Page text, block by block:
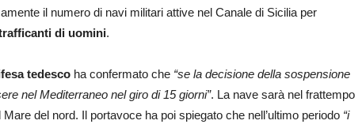
il numero di navi militari attive nel Canale di Sicilia per
di uomini.
tedesco ha confermato che “se la decisione della sospensione
nel Mediterraneo nel giro di 15 giorni”. La nave sarà nel frattempo
del nord. Il portavoce ha poi spiegato che nell’ultimo periodo “i